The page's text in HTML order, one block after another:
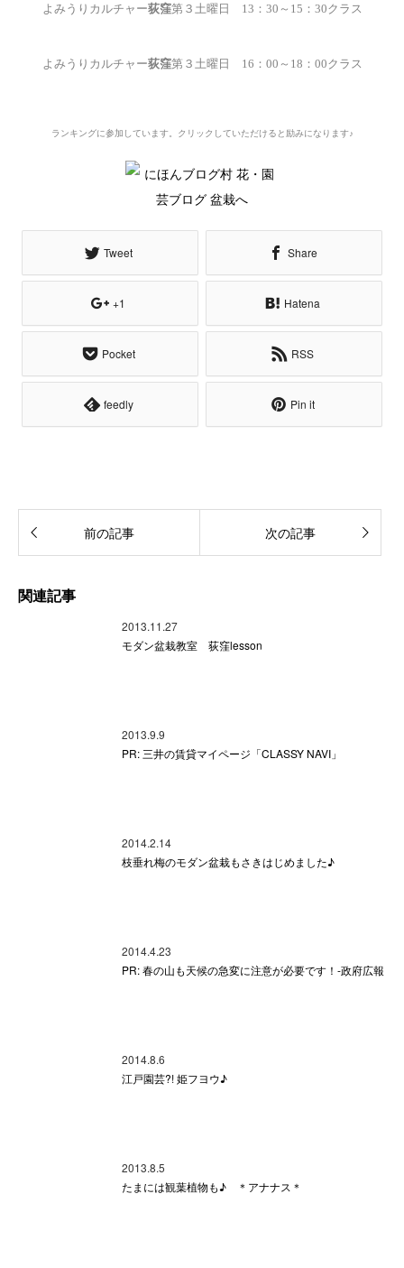
よみうりカルチャー荻窪第３土曜日 13 ：30 ～15 ：30クラス
よみうりカルチャー荻窪第３土曜日 16 ：00 ～18 ：00クラス
ランキングに参加しています。 クリックしていただけると励みになります♪
Tweet Share
+1 Hatena
Pocket RSS
feedly Pin it
前の記事 次の記事
関連記事
2013.11.27
モダン盆栽教室 荻窪lesson
2013.9.9
PR: 三井の賃貸マイページ「CLASSY NAVI」
2014.2.14
枝垂れ梅のモダン盆栽もさきはじめました♪
2014.4.23
PR: 春の山も天候の急変に注意が必要です！-政府広報
2014.8.6
江戸園芸?! 姫フヨウ♪
2013.8.5
たまには観葉植物も♪ ＊アナナス＊